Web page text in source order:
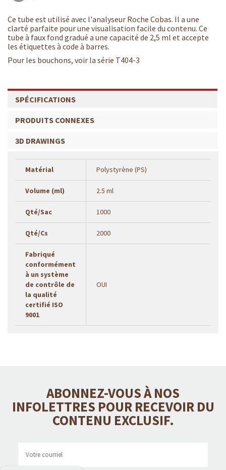
Ce tube est utilisé avec l'analyseur Roche Cobas. Il a une
clarté parfaite pour une visualisation facile du contenu. Ce
tube à faux fond gradué a une capacité de 2,5 ml et accepte
les étiquettes à code à barres.
Pour les bouchons, voir la série T404-3
SPÉCIFICATIONS
PRODUITS CONNEXES
3D DRAWINGS
Matérial Polystyrène (PS)
Volume (ml) 2.5 ml
Qté/Sac 1000
Qté/Cs 2000
Fabriqué
conformément
à un système
de contrôle de
la qualité
certifié ISO
9001
OUI
ABONNEZ-VOUS À NOS
INFOLETTRES POUR RECEVOIR DU
CONTENU EXCLUSIF.